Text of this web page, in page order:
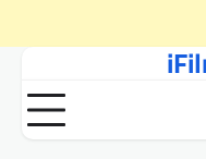
content